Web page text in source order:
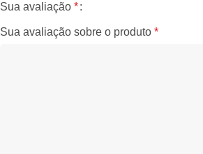
Sua avaliação *
Sua avaliação sobre o produto *